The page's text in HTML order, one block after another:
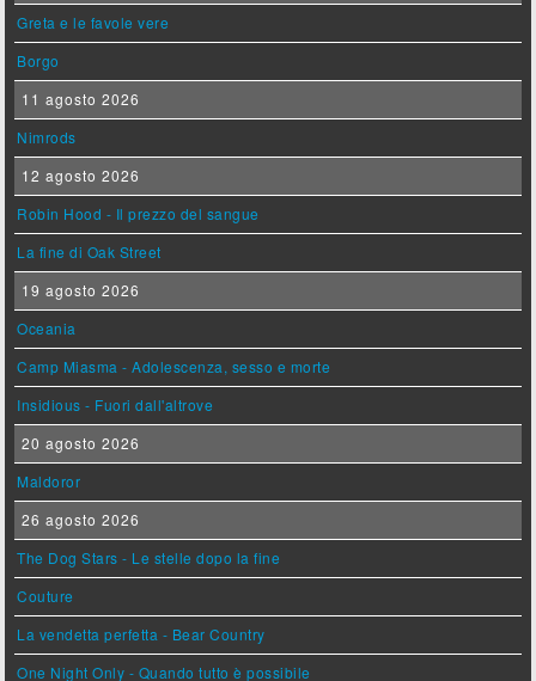
Greta e le favole vere
Borgo
11 agosto 2026
Nimrods
12 agosto 2026
Robin Hood - Il prezzo del sangue
La fine di Oak Street
19 agosto 2026
Oceania
Camp Miasma - Adolescenza, sesso e morte
Insidious - Fuori dall'altrove
20 agosto 2026
Maldoror
26 agosto 2026
The Dog Stars - Le stelle dopo la fine
Couture
La vendetta perfetta - Bear Country
One Night Only - Quando tutto è possibile